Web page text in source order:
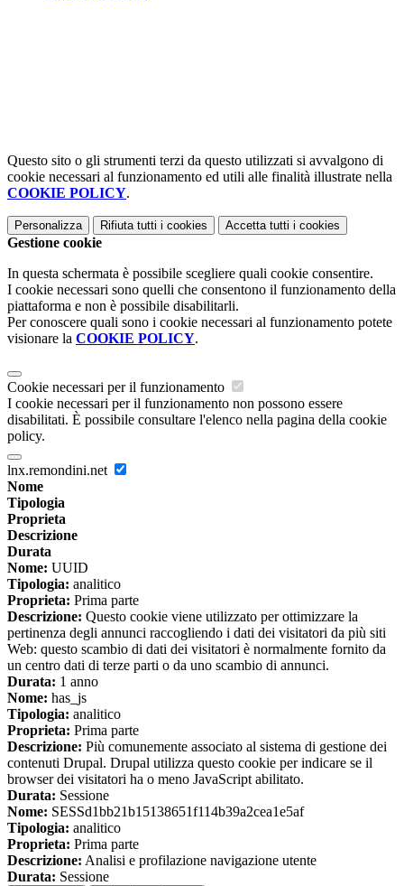
Questo sito o gli strumenti terzi da questo utilizzati si avvalgono di
cookie necessari al funzionamento ed utili alle finalità illustrate nella
COOKIE POLICY.
Personalizza Rifiuta tutti i cookies Accetta tutti i cookies
Gestione cookie
In questa schermata è possibile scegliere quali cookie consentire.
I cookie necessari sono quelli che consentono il funzionamento della
piattaforma e non è possibile disabilitarli.
Per conoscere quali sono i cookie necessari al funzionamento potete
visionare la COOKIE POLICY.
Cookie necessari per il funzionamento
I cookie necessari per il funzionamento non possono essere
disabilitati. È possibile consultare l'elenco nella pagina della cookie
policy.
lnx.remondini.net
Nome
Tipologia
Proprieta
Descrizione
Durata
Nome: UUID
Tipologia: analitico
Proprieta: Prima parte
Descrizione: Questo cookie viene utilizzato per ottimizzare la
pertinenza degli annunci raccogliendo i dati dei visitatori da più siti
Web: questo scambio di dati dei visitatori è normalmente fornito da
un centro dati di terze parti o da uno scambio di annunci.
Durata: 1 anno
Nome: has_js
Tipologia: analitico
Proprieta: Prima parte
Descrizione: Più comunemente associato al sistema di gestione dei
contenuti Drupal. Drupal utilizza questo cookie per indicare se il
browser dei visitatori ha o meno JavaScript abilitato.
Durata: Sessione
Nome: SESSd1bb21b15138651f114b39a2cea1e5af
Tipologia: analitico
Proprieta: Prima parte
Descrizione: Analisi e profilazione navigazione utente
Durata: Sessione